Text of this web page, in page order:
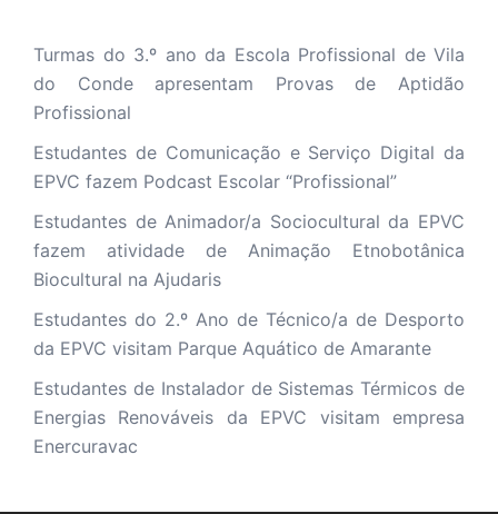
Turmas do 3.º ano da Escola Profissional de Vila
do Conde apresentam Provas de Aptidão
Profissional
Estudantes de Comunicação e Serviço Digital da
EPVC fazem Podcast Escolar “Profissional”
Estudantes de Animador/a Sociocultural da EPVC
fazem atividade de Animação Etnobotânica
Biocultural na Ajudaris
Estudantes do 2.º Ano de Técnico/a de Desporto
da EPVC visitam Parque Aquático de Amarante
Estudantes de Instalador de Sistemas Térmicos de
Energias Renováveis da EPVC visitam empresa
Enercuravac